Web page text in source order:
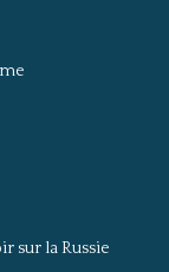
sur la Russie